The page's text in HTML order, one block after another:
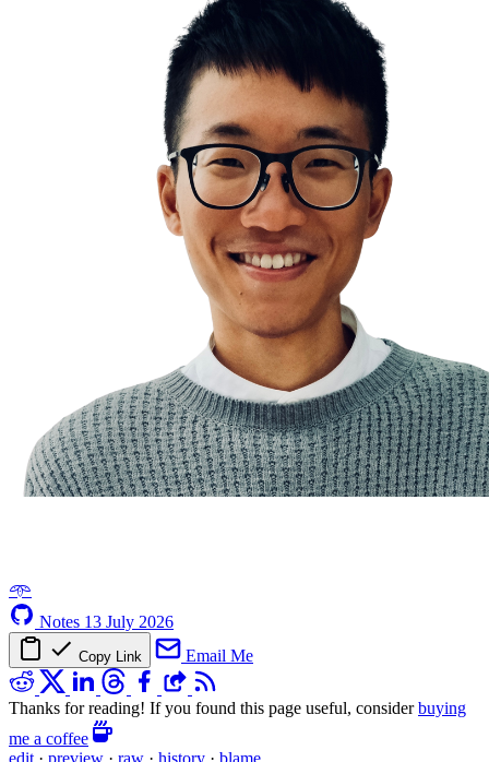
Do hard things
The Compounding Effect
𖥸
Notes 13 July 2026
Copy Link Email Me
Thanks for reading! If you found this page useful, considerbuying
me a coffee
edit · preview · raw · history · blame